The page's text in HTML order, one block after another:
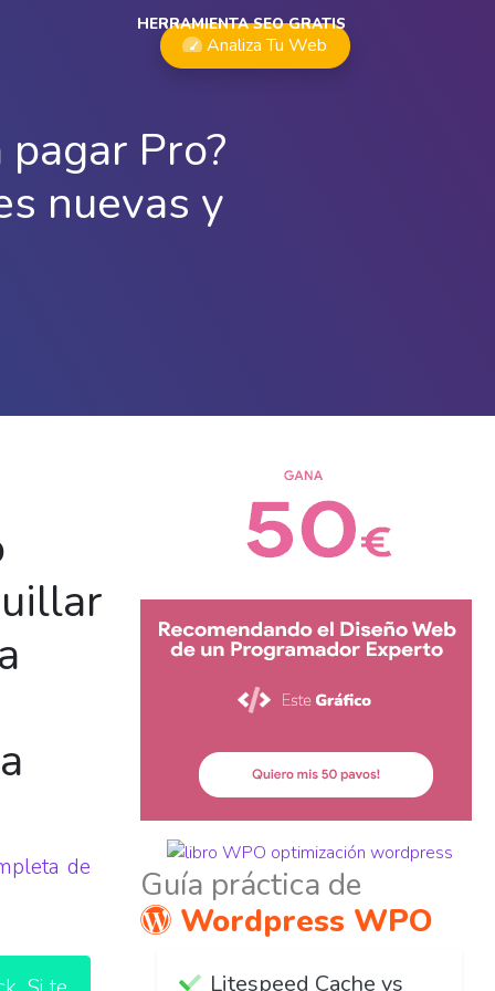
Analiza Tu Web
HERRAMIENTA SEO GRATIS
Pro?
nuevas y
de
Guía práctica de
Wordpress WPO
Litespeed Cache vs